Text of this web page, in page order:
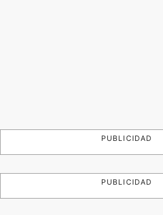
PUBLICIDAD
PUBLICIDAD